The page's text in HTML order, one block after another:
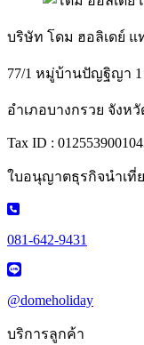
บริษัท โดม ฮอลิเดย์ แ
77/1 หมู่บ้านปัญฐิญา 1
อำเภอบางกรวย จังห
Tax ID :
ใบอนุญาตธุรกิจนำเที่ย
081-642-9431
@domeholiday
บริการลูกค้า